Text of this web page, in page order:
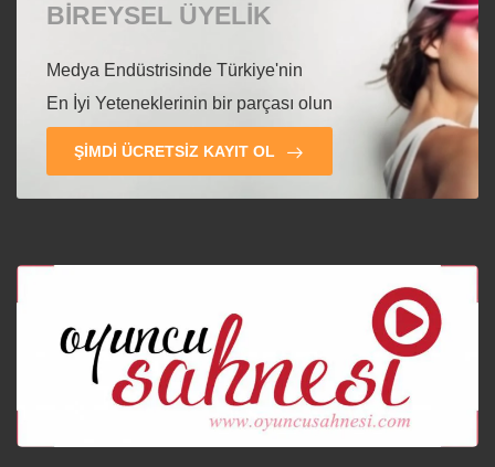
BIREYSEL ÜYELIK
Medya Endüstrisinde Türkiye'nin
En İyi Yeteneklerinin bir parçası olun
ŞIMDI ÜCRETSIZ KAYIT OL